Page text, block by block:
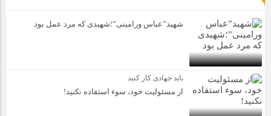
شهید”عباس ورامینی”؛شهیدی که مرد عمل بود
باید جهادی کار کنید
از مسئولیت خود، سوء استفاده نکنید!